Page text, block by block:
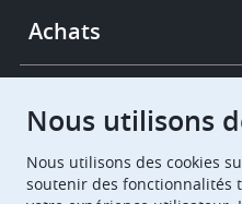
Achats
European Patent
Nous utilisons
Nous utilisons des cookies
soutenir des fonctionnalités